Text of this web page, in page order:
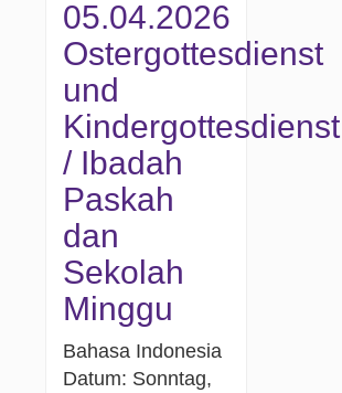
05.04.2026
Ostergottesdienst
und
Kindergottesdienst
/ Ibadah
Paskah
dan
Sekolah
Minggu
Bahasa Indonesia
Datum: Sonntag,